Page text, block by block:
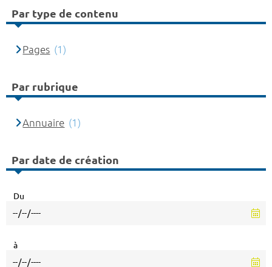
Par type de contenu
Pages (1)
Par rubrique
Annuaire (1)
Par date de création
Du
à